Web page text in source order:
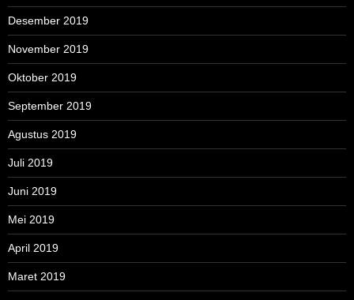
Desember 2019
November 2019
Oktober 2019
September 2019
Agustus 2019
Juli 2019
Juni 2019
Mei 2019
April 2019
Maret 2019